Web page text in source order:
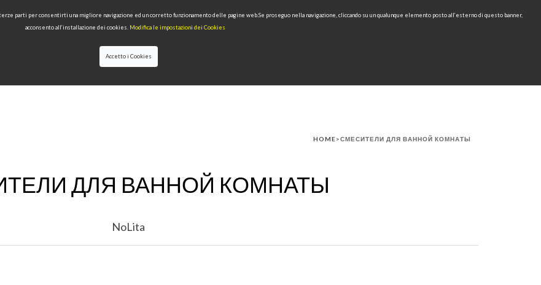
RU
HOME>СМЕСИТЕЛИ ДЛЯ ВАННОЙ КОМНАТЫ
ДЛЯ ВАННОЙ КОМНАТЫ
NoLita
parti per consentirti una migliore navigazione ed un corretto funzionamento delle pagine web.Se proseguo nella navigazione, cliccando su un qualunque elemento posto all’esterno di questo banner,
acconsento all’installazione dei cookies. Modifica le impostazioni dei Cookies
Accetto i Cookies